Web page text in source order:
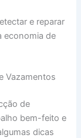
e reparar
economia de
Vazamentos
de
bem-feito e
dicas